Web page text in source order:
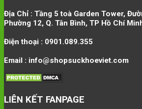
Địa Chỉ : Tầng 5 toà Garden Tower,
Phường 12, Q. Tân Bình, TP Hồ Chí
Điện thoại : 0901.089.355
Email : info@shopsuckhoeviet.com
LIÊN KẾT FANPAGE